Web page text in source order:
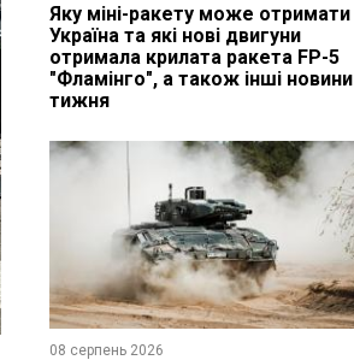
Яку міні-ракету може отримати
Україна та які нові двигуни
отримала крилата ракета FP-5
"Фламінго", а також інші новини
тижня
08 серпень 2026